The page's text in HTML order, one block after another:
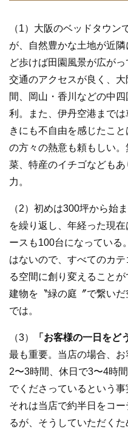
（1）大阪のベッドタウ
が、自然豊かな土地が近
ど歩けば田園風景が広が
交通のアクセスが良く、
間、岡山・香川などの中
利。また、伊丹空港まで
きにも不自由を感じたこ
の方々の熱意も頼もしい
菜、特産のイチゴなども
力。
（2）初めは300坪から始
を繰り返し、年経った現
ースも100台になっている
はないので、すべてのカ
る空間に創り変えること
建物を〝緑の庭〞で繋い
では。
（3） 「お客様の一日をど
最も重要。当店の場合、
2〜3時間、休日で3〜4時
でくださっているという事
それは当店で約半日をコ
るが、そうしていただく